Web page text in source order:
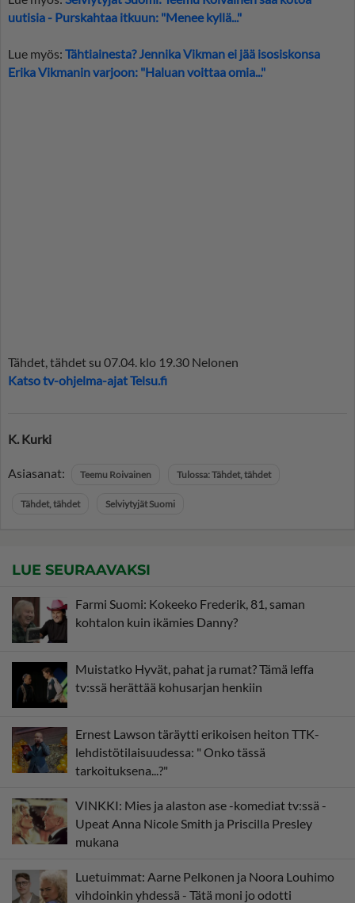
uutisia - Purskahtaa itkuun: "Menee kyllä..."
Lue myös: Tähtiainesta? Jennika Vikman ei jää isosiskonsa
Erika Vikmanin varjoon: "Haluan voittaa omia..."
Tähdet, tähdet su 07.04. klo 19.30 Nelonen
Katso tv-ohjelma-ajat Telsu.fi
K. Kurki
Asiasanat: Teemu Roivainen Tulossa: Tähdet, tähdet
Tähdet, tähdet Selviytyjät Suomi
LUE SEURAAVAKSI
Farmi Suomi: Kokeeko Frederik, 81, saman
kohtalon kuin ikämies Danny?
Muistatko Hyvät, pahat ja rumat? Tämä leffa
tv:ssä herättää kohusarjan henkiin
Ernest Lawson täräytti erikoisen heiton TTK-
lehdistötilaisuudessa: " Onko tässä
tarkoituksena...?"
VINKKI: Mies ja alaston ase -komediat tv:ssä -
Upeat Anna Nicole Smith ja Priscilla Presley
mukana
Luetuimmat: Aarne Pelkonen ja Noora Louhimo
vihdoinkin yhdessä - Tätä moni jo odotti